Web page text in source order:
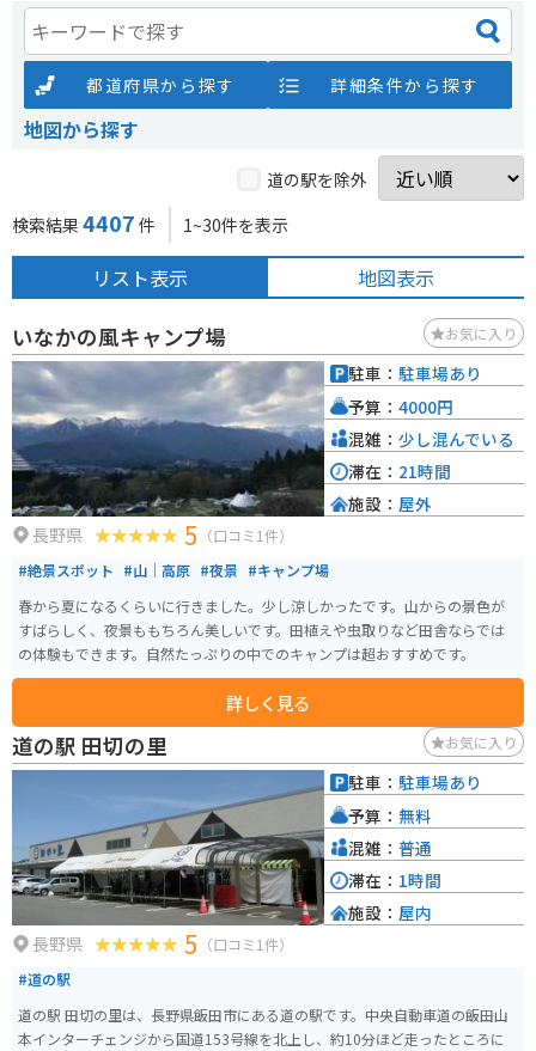
都道府県から探す 詳細条件から探す
地図から探す
道の駅を除外
検索結果 4407 件 1~30件を表示
リスト表示 地図表示
いなかの風キャンプ場 お気に入り
長野県 5 （口コミ1件）
#絶景スポット #山｜高原 #夜景 #キャンプ場
春から夏になるくらいに行きました。少し涼しかったです。山からの景色が
すばらしく、夜景ももちろん美しいです。田植えや虫取りなど田舎ならでは
の体験もできます。自然たっぷりの中でのキャンプは超おすすめです。
詳しく見る
駐車： 駐車場あり
予算： 4000円
混雑： 少し混んでいる
滞在： 21時間
施設： 屋外
道の駅 田切の里 お気に入り
長野県 5 （口コミ1件）
#道の駅
道の駅 田切の里は、長野県飯田市にある道の駅です。中央自動車道の飯田山
本インターチェンジから国道153号線を北上し、約10分ほど走ったところに
駐車： 駐車場あり
予算： 無料
混雑： 普通
滞在： 1時間
施設： 屋内